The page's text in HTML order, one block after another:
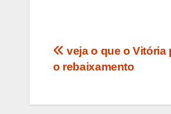
Navegação
Post
veja o que o Vitória
o rebaixamento